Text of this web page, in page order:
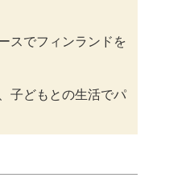
スでフィンランドを
子どもとの生活でパ